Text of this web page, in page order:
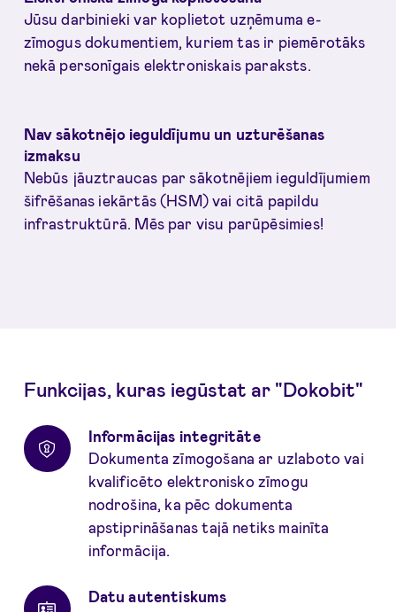
Jūsu darbinieki var koplietot uzņēmuma e-
zīmogus dokumentiem, kuriem tas ir piemērotāks
nekā personīgais elektroniskais paraksts.
Nav sākotnējo ieguldījumu un uzturēšanas
izmaksu
Nebūs jāuztraucas par sākotnējiem ieguldījumiem
šifrēšanas iekārtās (HSM) vai citā papildu
infrastruktūrā. Mēs par visu parūpēsimies!
Funkcijas, kuras iegūstat ar "Dokobit"
Informācijas integritāte
Dokumenta zīmogošana ar uzlaboto vai
kvalificēto elektronisko zīmogu
nodrošina, ka pēc dokumenta
apstiprināšanas tajā netiks mainīta
informācija.
Datu autentiskums